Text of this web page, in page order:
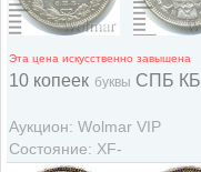
Эта цена искусственно завышена
10 копеек буквы СПБ КБ
Аукцион: Wolmar VIP
Состояние: XF-